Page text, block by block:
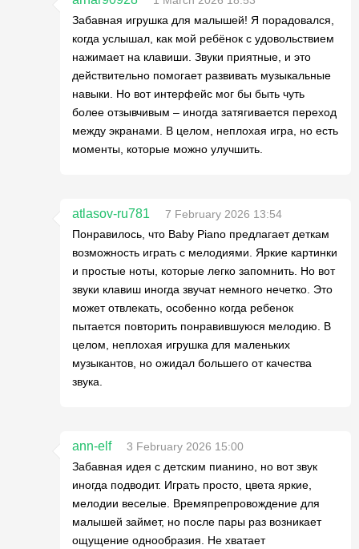
Забавная игрушка для малышей! Я порадовался,
когда услышал, как мой ребёнок с удовольствием
нажимает на клавиши. Звуки приятные, и это
действительно помогает развивать музыкальные
навыки. Но вот интерфейс мог бы быть чуть
более отзывчивым – иногда затягивается переход
между экранами. В целом, неплохая игра, но есть
моменты, которые можно улучшить.
atlasov-ru781
7 February 2026 13:54
Понравилось, что Baby Piano предлагает деткам
возможность играть с мелодиями. Яркие картинки
и простые ноты, которые легко запомнить. Но вот
звуки клавиш иногда звучат немного нечетко. Это
может отвлекать, особенно когда ребенок
пытается повторить понравившуюся мелодию. В
целом, неплохая игрушка для маленьких
музыкантов, но ожидал большего от качества
звука.
ann-elf
3 February 2026 15:00
Забавная идея с детским пианино, но вот звук
иногда подводит. Играть просто, цвета яркие,
мелодии веселые. Времяпрепровождение для
малышей займет, но после пары раз возникает
ощущение однообразия. Не хватает